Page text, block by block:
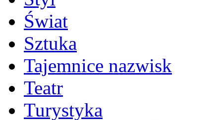
Świat
Sztuka
Tajemnice nazwisk
Teatr
Turystyka